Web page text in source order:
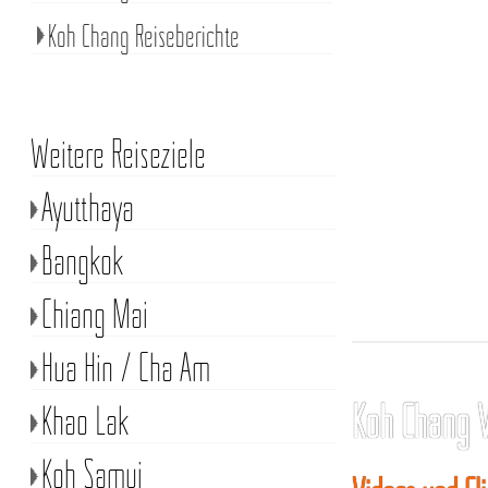
Koh Chang
Koh Chang Reiseberichte
Weitere Reiseziele
Ayutthaya
Bangkok
Chiang Mai
Hua Hin / Cha Am
Khao Lak
Koh Samui